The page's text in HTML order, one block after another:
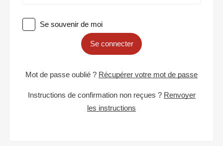
Se souvenir de moi
Se connecter
Mot de passe oublié ? Récupérer votre mot de passe
Instructions de confirmation non reçues ? Renvoyer
les instructions